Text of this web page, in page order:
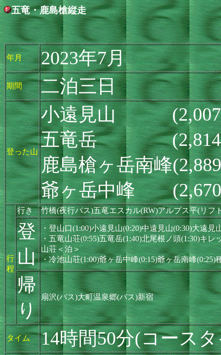
五竜・鹿島槍縦走
年月 2023年7月
期間 二泊三日
登った山
小遠見山
五竜岳 (2,814ｍ)
鹿島槍ヶ岳南峰
爺ヶ岳中峰 (2,670
行
程
行き 竹橋(夜行バス)五竜エスカル(RW)アルプス平(リフ
登
山
・登山口(1:00)小遠見山(0:20)中遠見山(0:30)大遠見
・五竜山荘(0:55)五竜岳(1:40)北尾根ノ頭(1:30)キ
山荘＜泊＞
・冷池山荘(1:00)爺ヶ岳中峰(0:15)爺ヶ岳南峰(0:25)
帰
り
扇沢(バス)大町温泉郷(バス)新宿
タイム 14時間50分(コース